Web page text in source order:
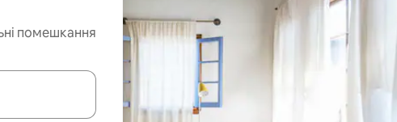
помешкання
для навігації сторінкою клавіші зі стрілками вгору та